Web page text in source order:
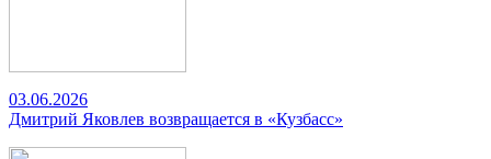
03.06.2026
Дмитрий Яковлев возвращается в «Кузбасс»